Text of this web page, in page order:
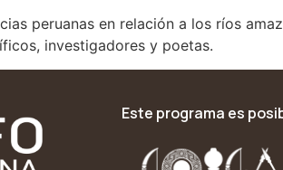
peruanas en relación a los ríos
investigadores y poetas.
Este programa es